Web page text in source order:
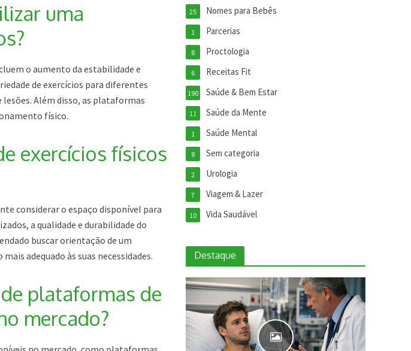
uma
o aumento da estabilidade e
de exercícios para diferentes
lesões. Além disso, as plataformas
físico.
exercícios físicos
considerar o espaço disponível para
a qualidade e durabilidade do
buscar orientação de um
adequado às suas necessidades.
plataformas de
mercado?
Nomes para Bebês
25
Parcerias
1
Proctologia
8
Receitas Fit
6
Saúde & Bem Estar
190
Saúde da Mente
11
Saúde Mental
1
Sem categoria
8
Urologia
2
Viagem & Lazer
7
Vida Saudável
10
Destaque